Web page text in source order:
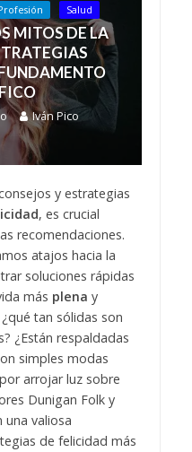
Salud
MITOS DE LA
Iván Pico
y estrategias
, es crucial
recomendaciones.
atajos hacia la
soluciones rápidas
más plena y
tan sólidas son
¿Están respaldadas
simples modas
arrojar luz sobre
Dunigan Folk y
una valiosa
de felicidad más